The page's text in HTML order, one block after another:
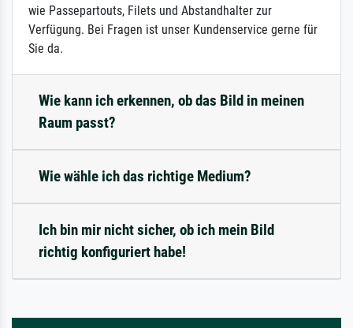
wie Passepartouts, Filets und Abstandhalter zur
Verfügung. Bei Fragen ist unser Kundenservice gerne für
Sie da.
Wie kann ich erkennen, ob das Bild in meinen
Raum passt?
Wie wähle ich das richtige Medium?
Ich bin mir nicht sicher, ob ich mein Bild
richtig konfiguriert habe!